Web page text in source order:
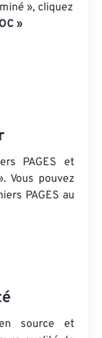
», cliquez
»
PAGES et
Vous pouvez
PAGES au
source et